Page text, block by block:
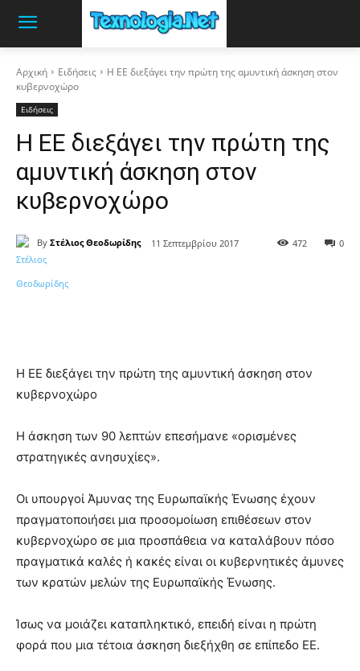
Αρχική Ειδήσεις
Η ΕΕ διεξάγει την πρώτη της αμυντική άσκηση στον
κυβερνοχώρο
Ειδήσεις
Η ΕΕ διεξάγει την πρώτη της
αμυντική άσκηση στον
κυβερνοχώρο
By Στέλιος Θεοδωρίδης 11 Σεπτεμβρίου 2017 0
472
Η ΕΕ διεξάγει την πρώτη της αμυντική άσκηση στον
κυβερνοχώρο
Η άσκηση των 90 λεπτών επεσήμανε «ορισμένες
στρατηγικές ανησυχίες».
Οι υπουργοί Άμυνας της Ευρωπαϊκής Ένωσης έχουν
πραγματοποιήσει μια προσομοίωση επιθέσεων στον
κυβερνοχώρο σε μια προσπάθεια να καταλάβουν πόσο
πραγματικά καλές ή κακές είναι οι κυβερνητικές άμυνες
των κρατών μελών της Ευρωπαϊκής Ένωσης.
Ίσως να μοιάζει καταπληκτικό, επειδή είναι η πρώτη
φορά που μια τέτοια άσκηση διεξήχθη σε επίπεδο ΕΕ.